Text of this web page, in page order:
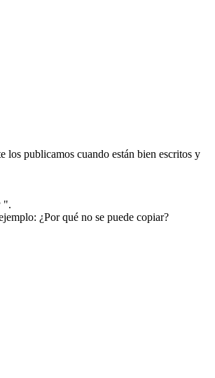
los publicamos cuando están bien escritos y
".
¿Por qué no se puede copiar?